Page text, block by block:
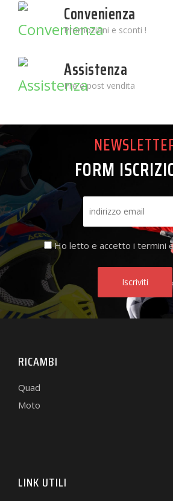
Convenienza
Promozioni e sconti !
Assistenza
Pre e post vendita
FORM
Ho letto e accetto i termini
RICAMBI
Quad
Moto
LINK UTILI